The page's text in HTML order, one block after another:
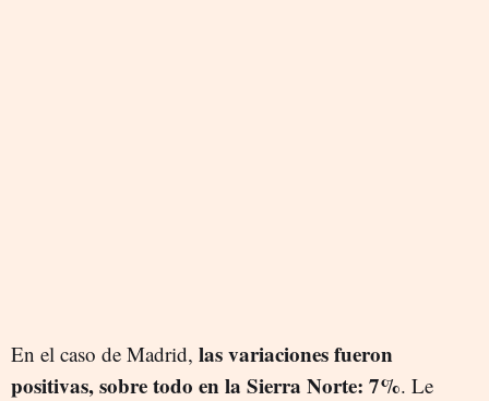
En el caso de Madrid, las variaciones fueron
positivas, sobre todo en la Sierra Norte: 7%. Le